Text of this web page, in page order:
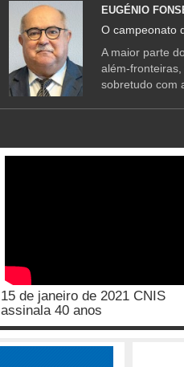
EUGÉNIO
O campeonato
A maior parte
além-
sobretudo com
15 de janeiro de 2021 CNIS
assinala 40 anos